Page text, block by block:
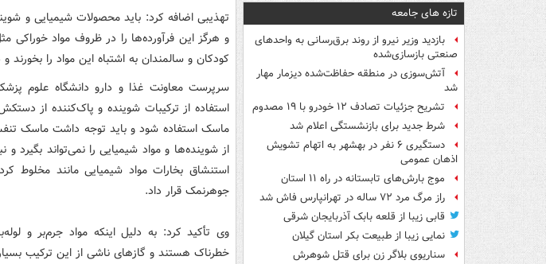
تازه های جامعه
بازدید وزیر نیرو از روند برق‌رسانی به واحدهای
صنعتی بازسازی‌شده
آتش‌سوزی در منطقه حفاظت‌شده دیزمار مهار
شد
تشریح جزئیات تصادف ۱۲ خودرو با ۱۹ مصدوم
شرط جدید برای بازنشستگی اعلام شد
دستگیری ۶ نفر در بهشهر به اتهام تشویش
اذهان عمومی
موج بارش‌های تابستانه در راه ۱۱ استان
راز مرگ مرد ۷۲ ساله در تهرانپارس فاش شد
قابی زیبا از قلعه بابک آذربایجان شرقی
نمایی زیبا از طبیعت بکر استان گیلان
سناریوی بلاگر زن برای قتل شوهرش
تهذیبی اضافه کرد: باید محصولات شیمیایی و
و هرگز این فرآورده‌ها را در ظروف مواد
کودکان و سالمندان به اشتباه این مواد را
سرپرست معاونت غذا و دارو دانشگاه علوم
استفاده از ترکیبات شوینده و پاک‌کننده از
ماسک استفاده شود و باید توجه داشت ماسک
از شوینده‌ها و مواد شیمیایی را نمی‌تواند
استنشاق بخارات مواد شیمیایی مانند مخلوط
جوهرنمک قرار داد.
وی تأکید کرد: به دلیل اینکه مواد جرم‌بر و
خطرناک هستند و گازهای ناشی از این ترکیب